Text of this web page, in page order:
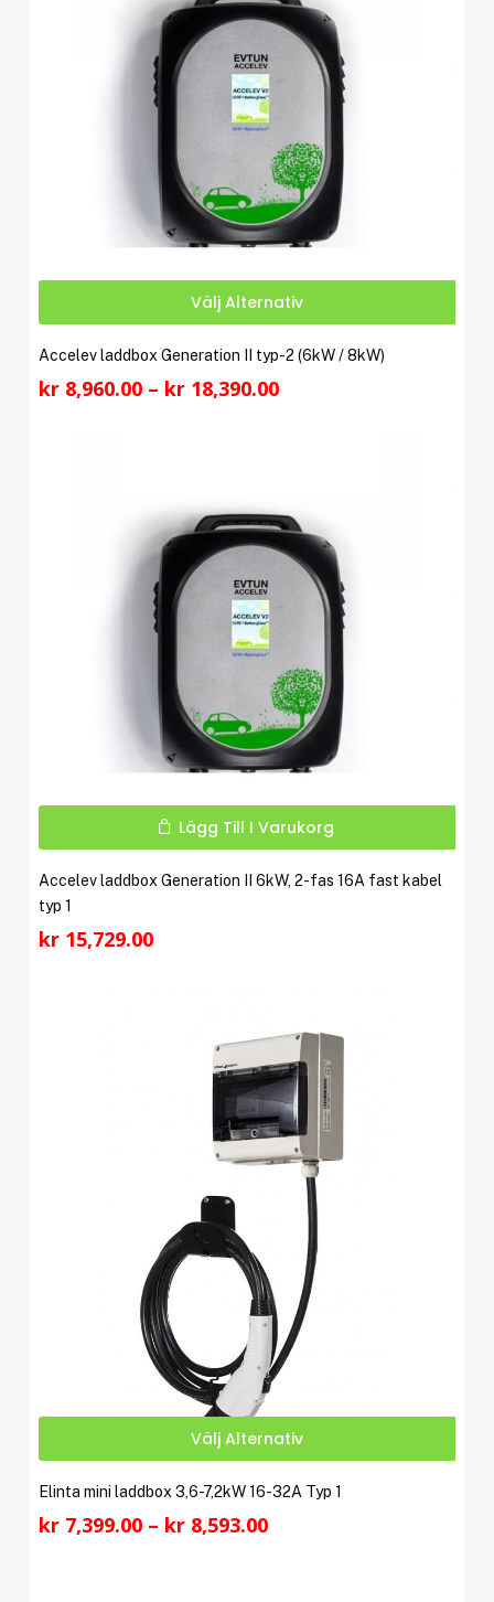
Välj Alternativ
Accelev laddbox Generation II typ-2 (6kW / 8kW)
kr8,960.00 – kr18,390.00Prisintervall:
Lägg Till I Varukorg
Accelev laddbox Generation II 6kW, 2-fas 16A fast kabel
typ 1
kr15,729.00
Välj Alternativ
Elinta mini laddbox 3,6-7,2kW 16-32A Typ 1
kr7,399.00 – kr8,593.00Prisintervall: